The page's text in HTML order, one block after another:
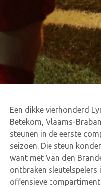
Een dikke vierhonderd
Betekom, Vlaams-
steunen in de eerste
seizoen. Die steun
want met Van den
ontbraken sleutelspelers
offensieve compartiment.